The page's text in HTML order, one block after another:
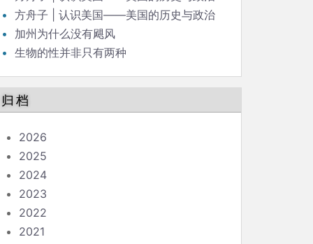
（43）
方舟子 | 认识美国——美国的历史与政治
（41）
加州为什么没有飓风
生物的性并非只有两种
归档
2026
2025
2024
2023
2022
2021